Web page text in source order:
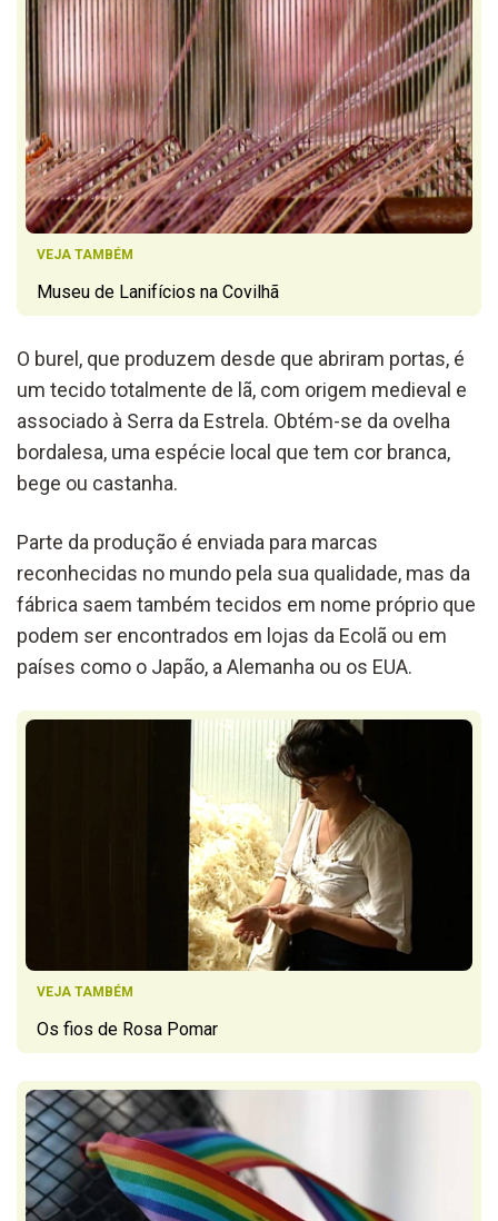
VEJA TAMBÉM
Museu de Lanifícios na Covilhã
O burel, que produzem desde que abriram portas, é
um tecido totalmente de lã, com origem medieval e
associado à Serra da Estrela. Obtém-se da ovelha
bordalesa, uma espécie local que tem cor branca,
bege ou castanha.
Parte da produção é enviada para marcas
reconhecidas no mundo pela sua qualidade, mas da
fábrica saem também tecidos em nome próprio que
podem ser encontrados em lojas da Ecolã ou em
países como o Japão, a Alemanha ou os EUA.
VEJA TAMBÉM
Os fios de Rosa Pomar